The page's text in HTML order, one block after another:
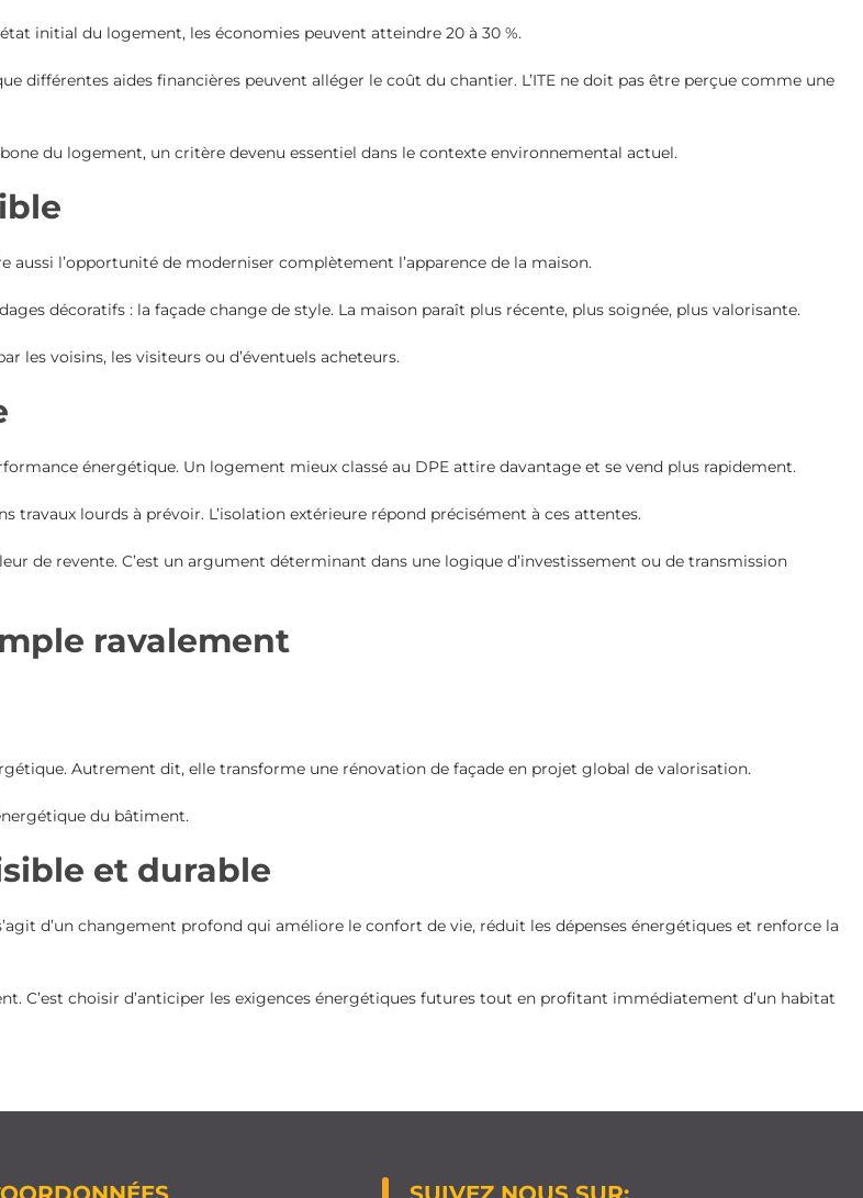
initial du logement, les économies peuvent atteindre 20 à 30 %.
différentes aides financières peuvent alléger le coût du chantier. L’ITE ne doit pas être perçue comme une
du logement, un critère devenu essentiel dans le contexte environnemental actuel.
aussi l’opportunité de moderniser complètement l’apparence de la maison.
décoratifs : la façade change de style. La maison paraît plus récente, plus soignée, plus valorisante.
les voisins, les visiteurs ou d’éventuels acheteurs.
énergétique. Un logement mieux classé au DPE attire davantage et se vend plus rapidement.
travaux lourds à prévoir. L’isolation extérieure répond précisément à ces attentes.
de revente. C’est un argument déterminant dans une logique d’investissement ou de transmission
ravalement
Autrement dit, elle transforme une rénovation de façade en projet global de valorisation.
du bâtiment.
et durable
d’un changement profond qui améliore le confort de vie, réduit les dépenses énergétiques et renforce la
C’est choisir d’anticiper les exigences énergétiques futures tout en profitant immédiatement d’un habitat